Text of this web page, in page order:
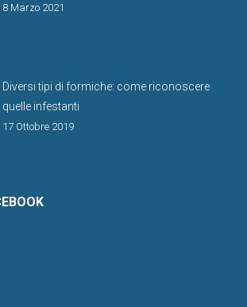
8 Marzo 2021
Diversi tipi di formiche: come riconoscere
quelle infestanti
17 Ottobre 2019